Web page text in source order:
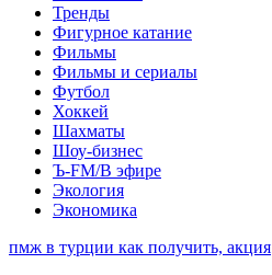
Тренды
Фигурное катание
Фильмы
Фильмы и сериалы
Футбол
Хоккей
Шахматы
Шоу-бизнес
Ъ-FM/В эфире
Экология
Экономика
пмж в турции как получить, акция